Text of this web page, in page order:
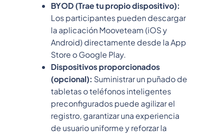
BYOD (Trae tu propio dispositivo):
Los participantes pueden descargar
la aplicación Mooveteam (iOS y
Android) directamente desde la App
Store o Google Play.
Dispositivos proporcionados
(opcional): Suministrar un puñado de
tabletas o teléfonos inteligentes
preconfigurados puede agilizar el
registro, garantizar una experiencia
de usuario uniforme y reforzar la